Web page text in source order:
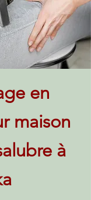
en
maison
à